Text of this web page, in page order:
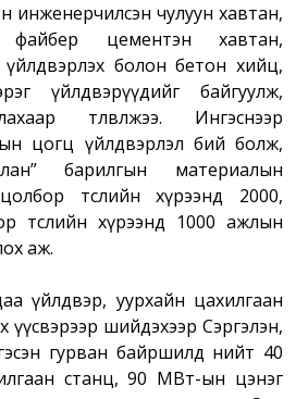
инженерчилсэн чулуун хавтан,
цементэн хавтан,
болон бетон хийц,
үйлдвэрүүдийг байгуулж,
төлөвлөжээ. Ингэснээр
цогц үйлдвэрлэл бий болж,
барилгын материалын
төслийн хүрээнд 2000,
төслийн хүрээнд 1000 ажлын
аж.
үйлдвэр, уурхайн цахилгаан
үүсвэрээр шийдэхээр Сэргэлэн,
гэсэн гурван байршилд нийт 40
станц, 90 МВт-ын цэнэг